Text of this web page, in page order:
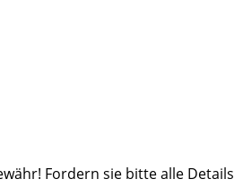
Fordern sie bitte alle Details